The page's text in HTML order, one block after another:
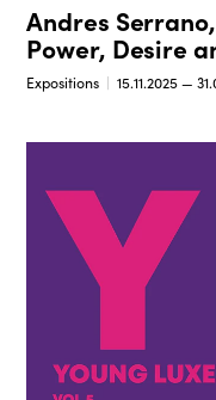
Andres
Power, Desire
Expositions 15.11.2025 —